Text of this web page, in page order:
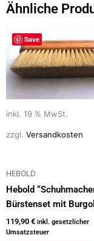
Ähnliche
Save
inkl. 19 % MwSt.
zzgl. Versandkosten
HEBOLD
Hebold
Bürstenset mit
119,90 € inkl. gesetzlicher
Umsatzsteuer